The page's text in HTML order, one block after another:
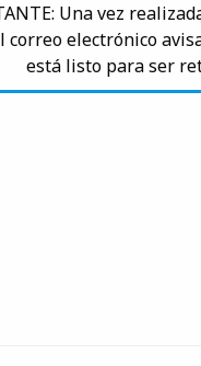
Una vez
correo electrónico
está listo para ser